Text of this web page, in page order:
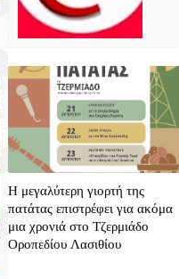
Η μεγαλύτερη γιορτή της
πατάτας επιστρέφει για ακόμα
μια χρονιά στο Τζερμιάδο
Οροπεδίου Λασιθίου